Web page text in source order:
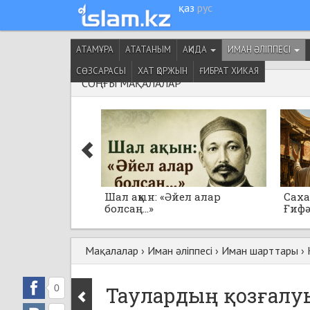
қаз рус
АТАМҰРА АТАТАНЫМ АҚИДА
ИМАН ӘЛІППЕСІ
СӨЗСАРАСЫ
ХАТ ҚОРЖЫН ҒИБРАТ ХИКАЯ
СОҢҒЫ МАҚАЛАЛАР
Шал ақын: «Әйел алар
болсаң...»
Мақалалар › Иман әліппесі › Иман шарттары ›
Тау­лар­дың
0